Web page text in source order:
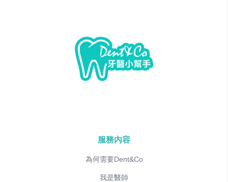
服務內容
為何需要Dent&Co
我是醫師